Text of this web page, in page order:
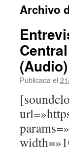
Archivo
(Audio)
Publicada el